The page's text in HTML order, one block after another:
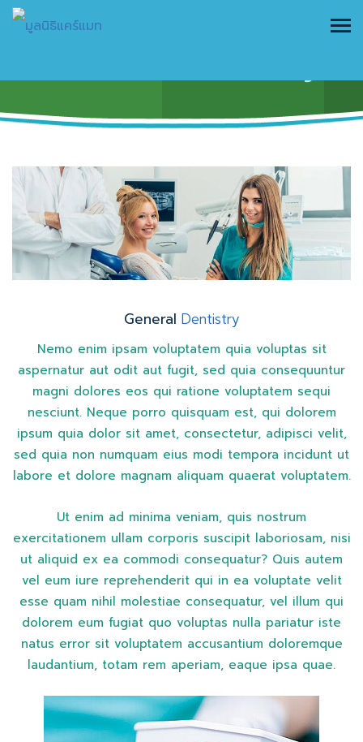
General Dentistry
Nemo enim ipsam voluptatem quia voluptas sit
aspernatur aut odit aut fugit, sed quia consequuntur
magni dolores eos qui ratione voluptatem sequi
nesciunt. Neque porro quisquam est, qui dolorem
ipsum quia dolor sit amet, consectetur, adipisci velit,
sed quia non numquam eius modi tempora incidunt ut
labore et dolore magnam aliquam quaerat voluptatem.
Ut enim ad minima veniam, quis nostrum
exercitationem ullam corporis suscipit laboriosam, nisi
ut aliquid ex ea commodi consequatur? Quis autem
vel eum iure reprehenderit qui in ea voluptate velit
esse quam nihil molestiae consequatur, vel illum qui
dolorem eum fugiat quo voluptas nulla pariatur iste
natus error sit voluptatem accusantium doloremque
laudantium, totam rem aperiam, eaque ipsa quae.